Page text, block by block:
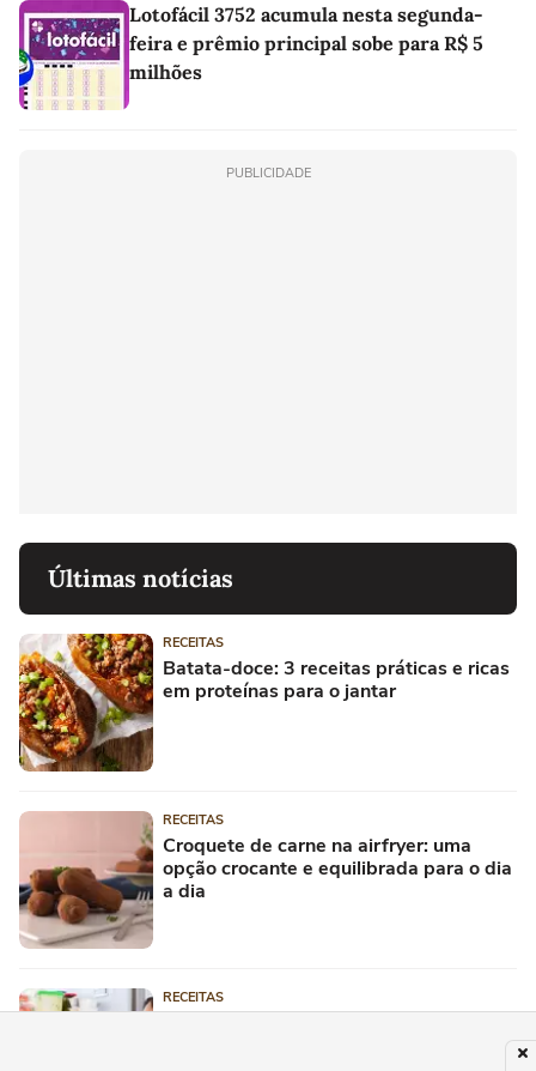
Lotofácil 3752 acumula nesta segunda-
feira e prêmio principal sobe para R$ 5
milhões
PUBLICIDADE
Últimas notícias
RECEITAS
Batata-doce: 3 receitas práticas e ricas
em proteínas para o jantar
RECEITAS
Croquete de carne na airfryer: uma
opção crocante e equilibrada para o dia
a dia
RECEITAS